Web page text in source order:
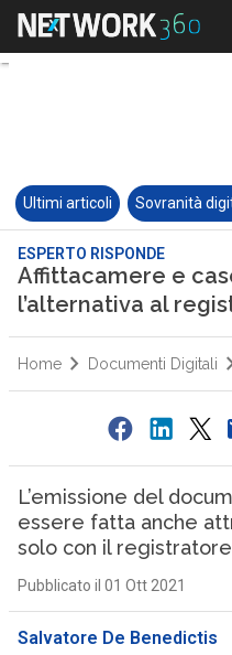
Ultimi articoli Sovranità
ESPERTO RISPONDE
Affittacamere e
l’alternativa al
Home Documenti Digitali
L’emissione del
essere fatta anche
solo con il
Pubblicato il 01 Ott 2021
Salvatore De Benedictis